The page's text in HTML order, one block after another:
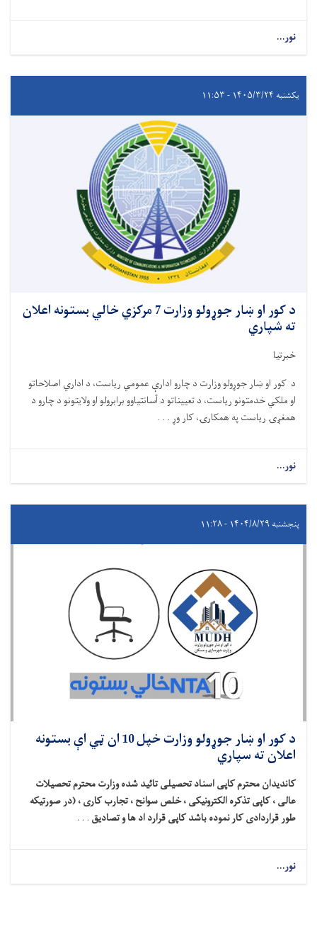
نور...
یکشنبه ۱۴۰۵/۳/۲۴ - ۱۱:۵۳
د کور او ښار جوړولو وزارت 7 مرکزي خالي بستونه اعلان
ته شپاري
خبرتیا
د کور او ښار جوړولو وزارت د چارو ادارې عمومي ریاست، د اداري اصلاحاتو
او ملکي خدمتونو ریاست، د تعییناتو د آسانتیاوو برابرولو او ولایتونو د چارو د
همغږۍ ریاست په همکارۍ، کار وړ . . .
نور...
پنجشنبه ۱۴۰۴/۸/۲۹ - ۱۱:۲۸
د کور او ښار جوړولو وزارت خپل 10 ان ټي اې بستونه
اعلان ته سپاري
کاندیدان محترم کاپی اسناد تحصیلی تائید شده وزارت محترم تحصیلات
عالی ، کاپی تذکره الکترونیکی ، خلص سوانح ، تجارب کاری ، (در صورتیکه
طور قراردادی کار نموده باشد کاپی قرارد اد ها و تصادیق . . .
نور...